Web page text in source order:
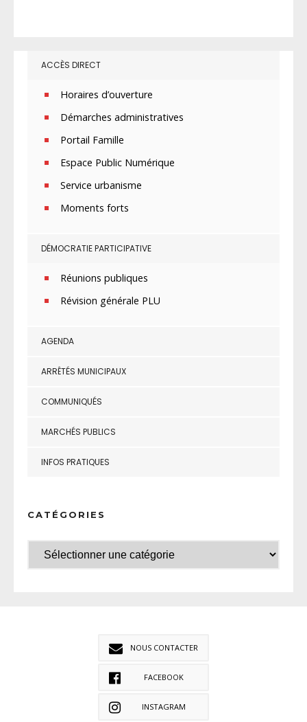
ACCÈS DIRECT
Horaires d’ouverture
Démarches administratives
Portail Famille
Espace Public Numérique
Service urbanisme
Moments forts
DÉMOCRATIE PARTICIPATIVE
Réunions publiques
Révision générale PLU
AGENDA
ARRÊTÉS MUNICIPAUX
COMMUNIQUÉS
MARCHÉS PUBLICS
INFOS PRATIQUES
CATÉGORIES
NOUS CONTACTER
FACEBOOK
INSTAGRAM